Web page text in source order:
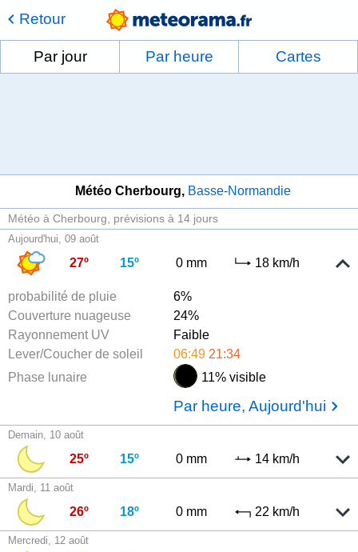
Retour
Par jour Par heure Cartes
Météo Cherbourg Basse-Normandie
Météo à Cherbourg prévisions à 14 jours
Aujourd'hui, 09 août
27º 15º 0 mm 18 km/h
probabilité de pluie
6%
Couverture nuageuse
24%
Rayonnement UV
Faible
Lever/Coucher de soleil
06:49 21:34
Phase lunaire
11% visible
Par heure, Aujourd'hui
Demain, 10 août
25º 15º 0 mm 14 km/h
Mardi, 11 août
26º 18º 0 mm 22 km/h
Mercredi, 12 août